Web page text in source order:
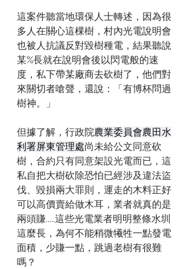
這案件聽當地環保人士轉述，因為很
多人在關心這棵樹，村內光電說明會
也被人抗議反對毀樹種電，結果聽說
某%長就在說明會後以閃電般的速
度，私下帶某廠商去砍樹了，他們對
來關切者嗆聲，還說：「有博杯問過
樹神。」
但據了解，行政院農業委員會農田水
利署屏東管理處尚未給公文同意砍
樹，合約只有同意架設光電而已，這
私自把大樹砍除恐怕已經涉及違法盜
伐、毀損兩大罪則，運走的木料正好
可以高價賣給做木耳，業者就真的是
兩頭賺.....這些光電業者明明整條水圳
這麼長，為何不能稍微犧牲一點發電
面積，少賺一點，跳過老樹有很難
嗎？